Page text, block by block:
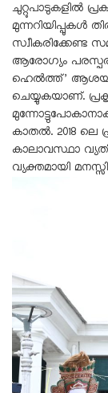
ചുറ്റുപാടുകളിൽ
മുന്നറിയിപ്പുകൾ
സ്വീകരിക്കേണ്ട
ആരോഗ്യം
ഹെൽത്ത്’ ആശയം
ചെയ്യുകയാണ്.
കാതൽ. 2018 ലെ
കാലാവസ്ഥാ
വ്യക്തമായി